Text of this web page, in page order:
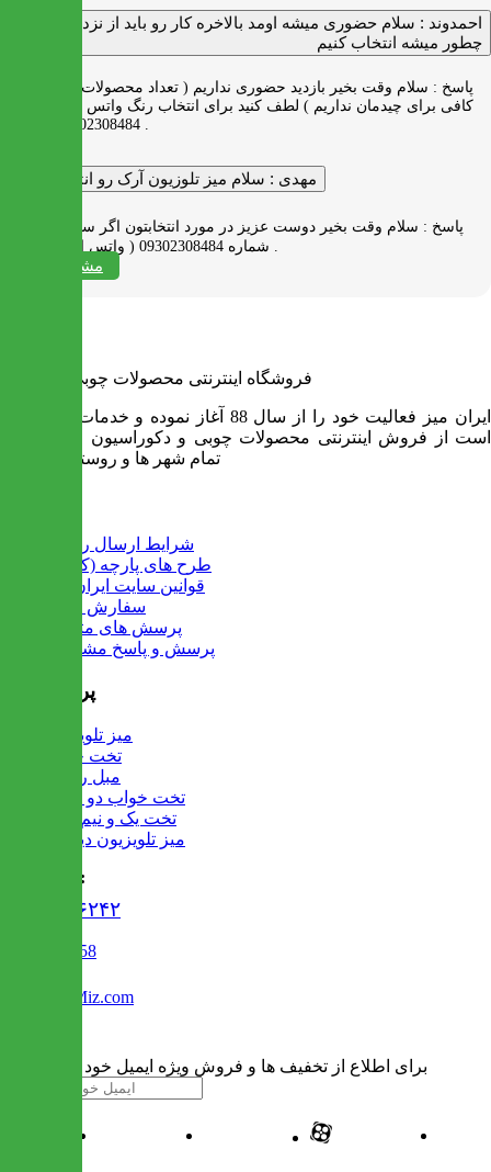
احمدوند : سلام حضوری میشه اومد بالاخره کار رو باید از نزدیک دید
چطور میشه انتخاب کنیم
پاسخ : سلام وقت بخیر بازدید حضوری نداریم ( تعداد محصولات زیاد و فضای
کافی برای چیدمان نداریم ) لطف کنید برای انتخاب رنگ واتس اپ به شماره
09302308484 پیام بدید .
مهدی : سلام میز تلوزیون آرک رو انتخاب کردم
پاسخ : سلام وقت بخیر دوست عزیز در مورد انتخابتون اگر سوالی دارید به
مشاهده همه
فروشگاه اینترنتی محصولات چوبی ایران میز
ایران میز فعالیت خود را از سال 88 آغاز نموده و خدمات آن عبارت
است از فروش اینترنتی محصولات چوبی و دکوراسیون و ارسال به
تمام شهر ها و روستاهای کشور
شرایط ارسال رایگان
طرح های پارچه (کالیته)
قوانین سایت ایران میز
سفارش عمده
پرسش های متداول
پرسش و پاسخ مشتریان
پرفروش ها
میز تلویزیون
تخت خواب
مبل راحتی
تخت خواب دو طبقه
تخت یک و نیم نفره
میز تلویزیون دیواری
تماس با ما :
۰۲۱۹۱۳۰۶۲۴۲
02122509458
Info@IranMiz.com
برای اطلاع از تخفیف ها و فروش ویژه ایمیل خود را وارد کنید